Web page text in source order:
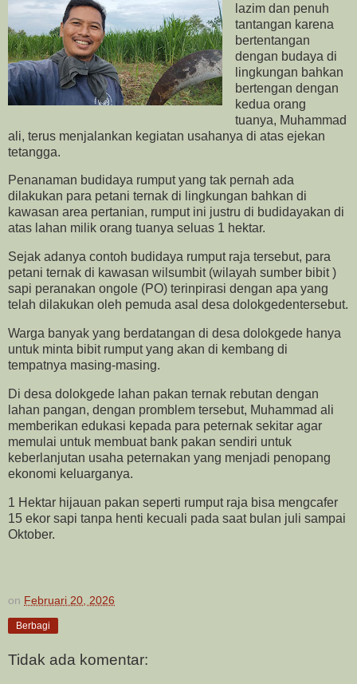
lazim dan penuh
tantangan karena
bertentangan
dengan budaya di
lingkungan bahkan
bertengan dengan
kedua orang
tuanya, Muhammad
ali, terus menjalankan kegiatan usahanya di atas ejekan
tetangga.
Penanaman budidaya rumput yang tak pernah ada
dilakukan para petani ternak di lingkungan bahkan di
kawasan area pertanian, rumput ini justru di budidayakan di
atas lahan milik orang tuanya seluas 1 hektar.
Sejak adanya contoh budidaya rumput raja tersebut, para
petani ternak di kawasan wilsumbit (wilayah sumber bibit )
sapi peranakan ongole (PO) terinpirasi dengan apa yang
telah dilakukan oleh pemuda asal desa dolokgedentersebut.
Warga banyak yang berdatangan di desa dolokgede hanya
untuk minta bibit rumput yang akan di kembang di
tempatnya masing-masing.
Di desa dolokgede lahan pakan ternak rebutan dengan
lahan pangan, dengan promblem tersebut, Muhammad ali
memberikan edukasi kepada para peternak sekitar agar
memulai untuk membuat bank pakan sendiri untuk
keberlanjutan usaha peternakan yang menjadi penopang
ekonomi keluarganya.
1 Hektar hijauan pakan seperti rumput raja bisa mengcafer
15 ekor sapi tanpa henti kecuali pada saat bulan juli sampai
Oktober.
on Februari 20, 2026
Berbagi
Tidak ada komentar: